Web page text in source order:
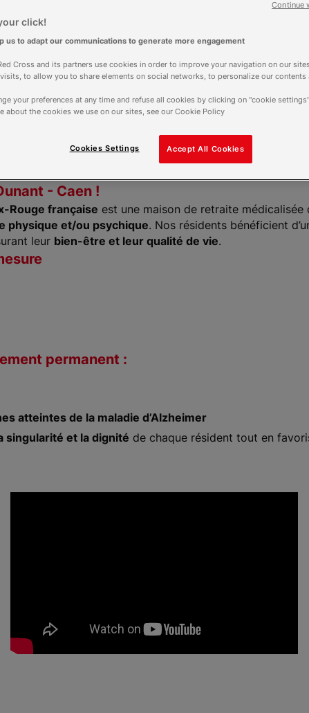
aujourd'hui
d'horaires
- Caen !
Rouge française est une maison de retraite médicalisée
physique et/ou psychique. Nos résidents bénéficient
leur bien-être et leur qualité de vie.
permanent :
atteintes de la maladie d’Alzheimer
singularité et la dignité de chaque résident tout en
click!
us to adapt our communications to generate more engagement
Cross and its partners use cookies in order to improve your navigation on our
to allow you to share elements on social networks, to personalize our contents
your preferences at any time and refuse all cookies by clicking on "cookie
about the cookies we use on our sites, see our Cookie Policy
Accept All Cookies
Cookies Settings
Continue